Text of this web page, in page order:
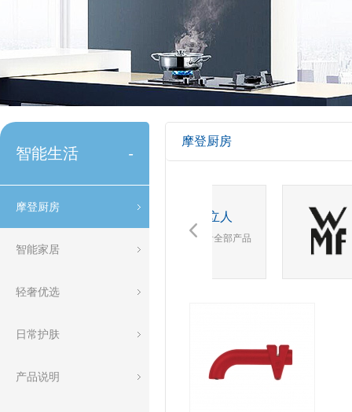
智能生活 -
摩登厨房
智能家居
轻奢优选
日常护肤
产品说明
摩登厨房
双立人
查看全部产品